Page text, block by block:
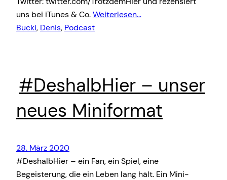
uns bei iTunes & Co.Weiterlesen…
Bucki, Denis, Podcast
#DeshalbHier – unser
neues Miniformat
28. März 2020
#DeshalbHier – ein Fan, ein Spiel, eine
Begeisterung, die ein Leben lang hält. Ein Mini-